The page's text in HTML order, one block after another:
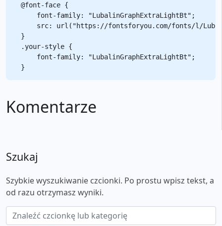
@font-face {
    font-family: "LubalinGraphExtraLightBt";
src: url("https://fontsforyou.com/fonts/l/
}
.your-style {
    font-family: "LubalinGraphExtraLightBt";
Komentarze
Szukaj
Szybkie wyszukiwanie czcionki. Po prostu wpisz tekst, a
od razu otrzymasz wyniki.